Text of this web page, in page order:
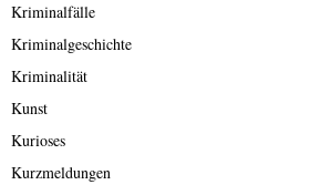
Kriminalfälle
Kriminalgeschichte
Kriminalität
Kunst
Kurioses
Kurzmeldungen